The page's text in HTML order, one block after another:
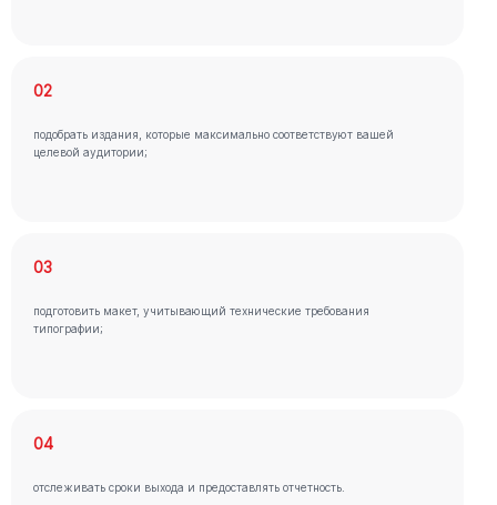
02
подобрать издания, которые максимально соответствуют вашей
целевой аудитории;
03
подготовить макет, учитывающий технические требования
типографии;
04
отслеживать сроки выхода и предоставлять отчетность.